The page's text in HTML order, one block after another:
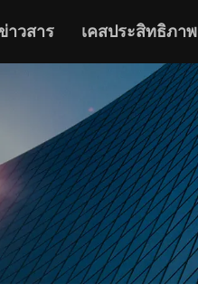
าวสาร เคสประสิทธิภาพ